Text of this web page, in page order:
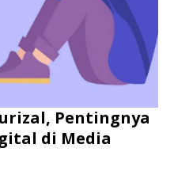
Pentingnya
di Media